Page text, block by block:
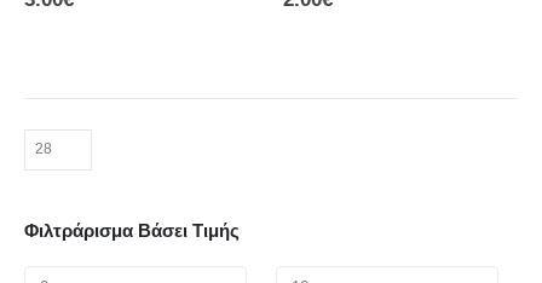
Φιλτράρισμα Βάσει Τιμής